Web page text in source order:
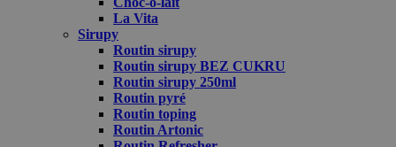
La Vita
Sirupy
Routin sirupy
Routin sirupy BEZ CUKRU
Routin sirupy 250ml
Routin pyré
Routin toping
Routin Artonic